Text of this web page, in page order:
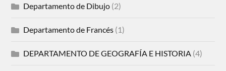
Departamento de Dibujo (2)
Departamento de Francés (1)
DEPARTAMENTO DE GEOGRAFÍA E HISTORIA (4)